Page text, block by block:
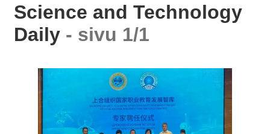
Science and Technology
Daily - sivu 1/1